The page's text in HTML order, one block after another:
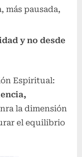
más pausada,
y no desde
Espiritual:
la dimensión
el equilibrio